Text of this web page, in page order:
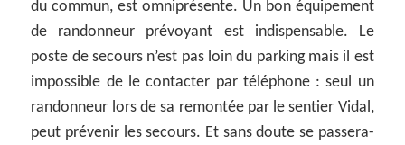
du commun, est omniprésente. Un bon équipement
de randonneur prévoyant est indispensable. Le
poste de secours n’est pas loin du parking mais il est
impossible de le contacter par téléphone : seul un
randonneur lors de sa remontée par le sentier Vidal,
peut prévenir les secours. Et sans doute se passera-